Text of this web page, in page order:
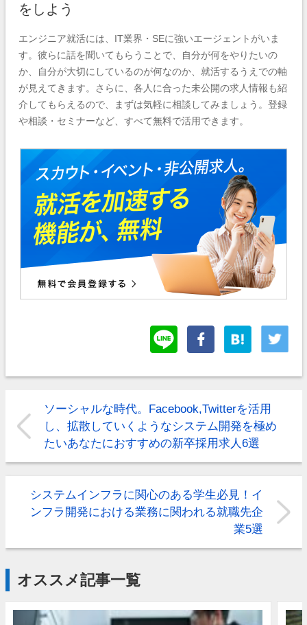
をしよう
エンジニア就活には、IT業界・SEに強いエージェントがいま
す。彼らに話を聞いてもらうことで、自分が何をやりたいの
か、自分が大切にしているのが何なのか、就活するうえでの軸
が見えてきます。さらに、各人に合った未公開の求人情報も紹
介してもらえるので、まずは気軽に相談してみましょう。登録
や相談・セミナーなど、すべて無料で活用できます。
ソーシャルな時代。Facebook,Twitterを活用
し、拡散していくようなシステム開発を極め
たいあなたにおすすめの新卒採用求人6選
システムインフラに関心のある学生必見！イ
ンフラ開発における業務に関われる就職先企
業5選
オススメ記事一覧